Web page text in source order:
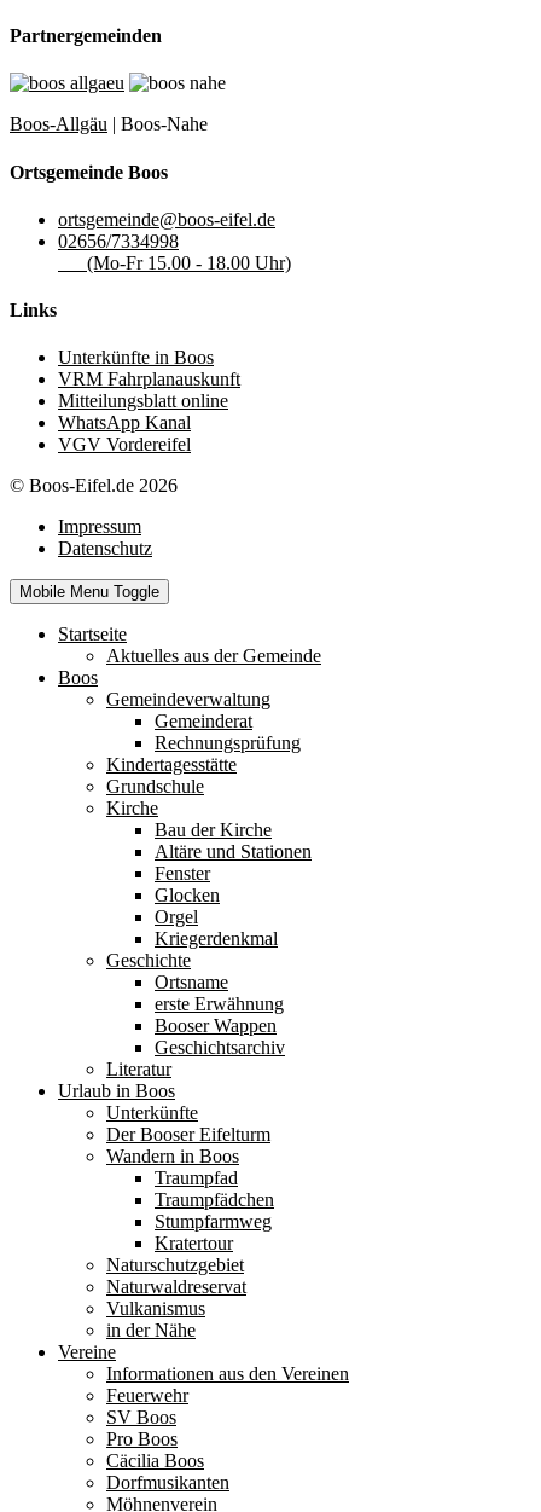
Partnergemeinden
Boos-Allgäu | Boos-Nahe
Ortsgemeinde Boos
ortsgemeinde@boos-eifel.de
02656/7334998
(Mo-Fr 15.00 - 18.00 Uhr)
Links
Unterkünfte in Boos
VRM Fahrplanauskunft
Mitteilungsblatt online
WhatsApp Kanal
VGV Vordereifel
© Boos-Eifel.de 2026
Impressum
Datenschutz
Mobile Menu Toggle
Startseite
Aktuelles aus der Gemeinde
Boos
Gemeindeverwaltung
Gemeinderat
Rechnungsprüfung
Kindertagesstätte
Grundschule
Kirche
Bau der Kirche
Altäre und Stationen
Fenster
Glocken
Orgel
Kriegerdenkmal
Geschichte
Ortsname
erste Erwähnung
Booser Wappen
Geschichtsarchiv
Literatur
Urlaub in Boos
Unterkünfte
Der Booser Eifelturm
Wandern in Boos
Traumpfad
Traumpfädchen
Stumpfarmweg
Kratertour
Naturschutzgebiet
Naturwaldreservat
Vulkanismus
in der Nähe
Vereine
Informationen aus den Vereinen
Feuerwehr
SV Boos
Pro Boos
Cäcilia Boos
Dorfmusikanten
Möhnenverein